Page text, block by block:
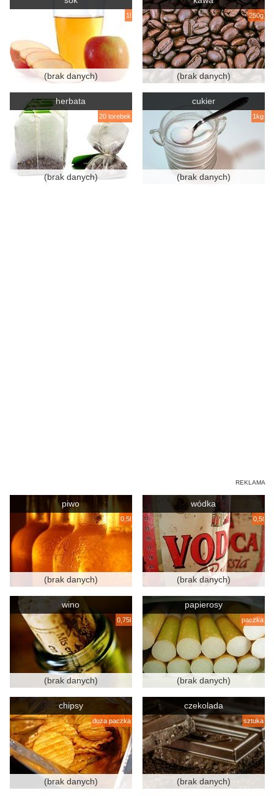
1l
(brak danych)
250g
(brak danych)
herbata
20 torebek
(brak danych)
cukier
1kg
(brak danych)
piwo
0,5l
(brak danych)
wódka
0,5l
(brak danych)
wino
0,75l
(brak danych)
papierosy
paczka
(brak danych)
chipsy
duża paczka
(brak danych)
czekolada
sztuka
(brak danych)